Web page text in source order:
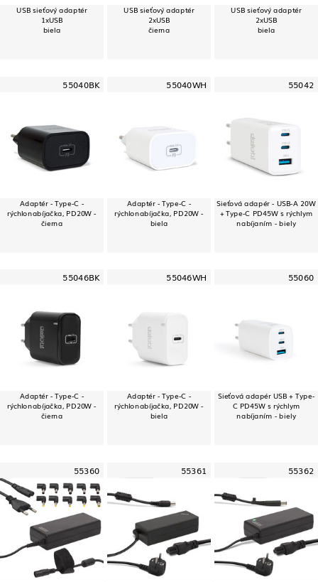
USB sieťový adaptér
1xUSB
biela
USB sieťový adaptér
2xUSB
čierna
USB sieťový adaptér
2xUSB
biela
55040BK
Adaptér - Type-C -
rýchlonabíjačka, PD20W -
čierna
55040WH
Adaptér - Type-C -
rýchlonabíjačka, PD20W -
biela
55042
Sieťová adapér - USB-A 20W
+ Type-C PD45W s rýchlym
nabíjaním - biely
55046BK
Adaptér - Type-C -
rýchlonabíjačka, PD20W -
čierna
55046WH
Adaptér - Type-C -
rýchlonabíjačka, PD20W -
biela
55060
Sieťová adapér USB + Type-
C PD45W s rýchlym
nabíjaním - biely
55360 55361 55362